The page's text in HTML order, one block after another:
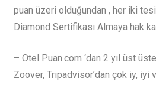
puan üzeri olduğundan , her iki
Diamond Sertifikası Almaya hak
– Otel Puan.com ‘dan 2 yıl üst
Zoover, Tripadvisor’dan çok iy, iyi